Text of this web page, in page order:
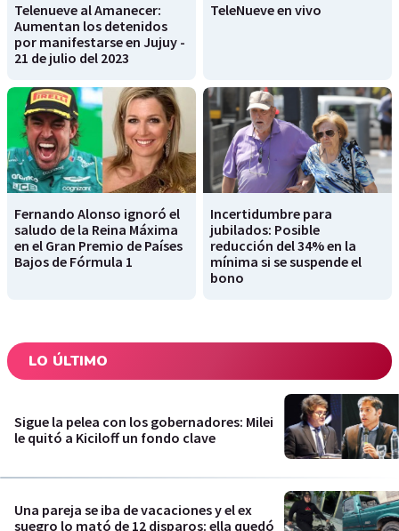
Telenueve al Amanecer:
Aumentan los detenidos
por manifestarse en Jujuy -
21 de julio del 2023
TeleNueve en vivo
Fernando Alonso ignoró el
saludo de la Reina Máxima
en el Gran Premio de Países
Bajos de Fórmula 1
Incertidumbre para
jubilados: Posible
reducción del 34% en la
mínima si se suspende el
bono
LO ÚLTIMO
Sigue la pelea con los gobernadores: Milei
le quitó a Kiciloff un fondo clave
Una pareja se iba de vacaciones y el ex
suegro lo mató de 12 disparos: ella quedó